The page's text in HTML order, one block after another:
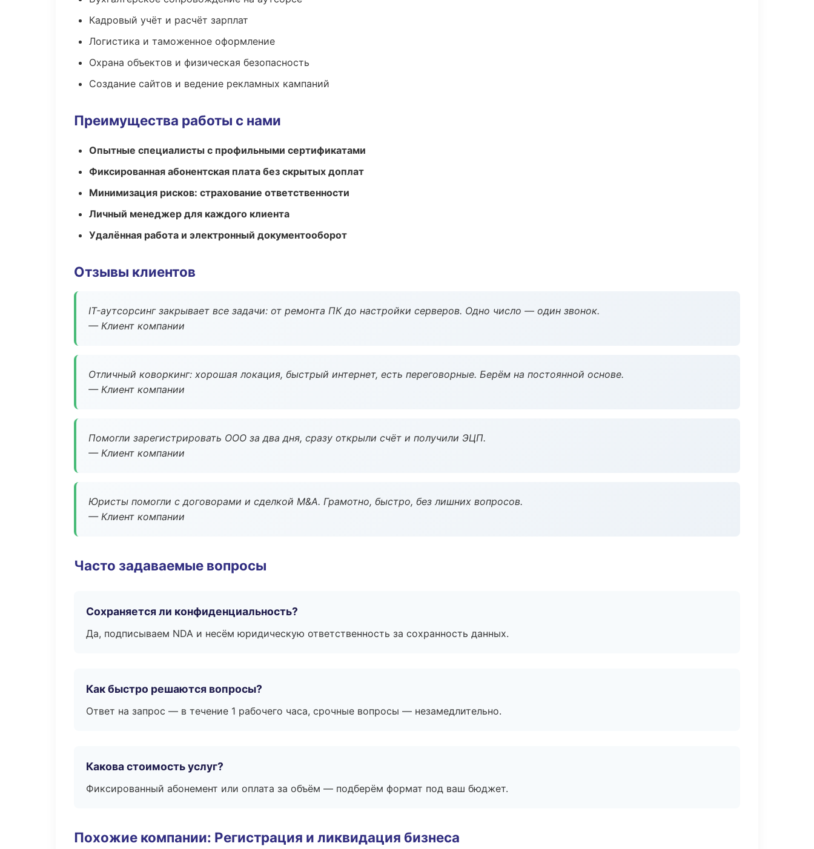
Кадровый учёт и расчёт зарплат
Логистика и таможенное оформление
Охрана объектов и физическая безопасность
Создание сайтов и ведение рекламных кампаний
Преимущества работы с нами
Опытные специалисты с профильными сертификатами
Фиксированная абонентская плата без скрытых доплат
Минимизация рисков: страхование ответственности
Личный менеджер для каждого клиента
Удалённая работа и электронный документооборот
Отзывы клиентов
IT-аутсорсинг закрывает все задачи: от ремонта ПК до настройки серверов. Одно число — один звонок.
— Клиент компании
Отличный коворкинг: хорошая локация, быстрый интернет, есть переговорные. Берём на постоянной основе.
— Клиент компании
Помогли зарегистрировать ООО за два дня, сразу открыли счёт и получили ЭЦП.
— Клиент компании
Юристы помогли с договорами и сделкой M&A. Грамотно, быстро, без лишних вопросов.
— Клиент компании
Часто задаваемые вопросы
Сохраняется ли конфиденциальность?
Да, подписываем NDA и несём юридическую ответственность за сохранность данных.
Как быстро решаются вопросы?
Ответ на запрос — в течение 1 рабочего часа, срочные вопросы — незамедлительно.
Какова стоимость услуг?
Фиксированный абонемент или оплата за объём — подберём формат под ваш бюджет.
Похожие компании: Регистрация и ликвидация бизнеса